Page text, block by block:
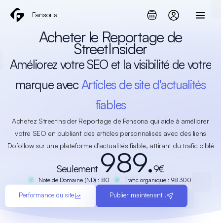
Fansoria
Acheter le Reportage de
StreetInsider
Améliorez votre SEO et la visibilité de votre
marque avec Articles de site d'actualités
fiables
Achetez StreetInsider Reportage de Fansoria qui aide à améliorer
votre SEO en publiant des articles personnalisés avec des liens
Dofollow sur une plateforme d'actualités fiable, attirant du trafic ciblé
Seulement 989.9€
Note de Domaine (ND) : 80 Trafic organique : 98 300
Performance du site Publier maintenant !